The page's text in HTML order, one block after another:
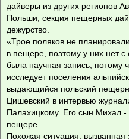
дайверы из других регионов
Польши, секция пещерных
дежурство.
«Трое поляков не
в пещере, поэтому у них нет
была научная запись, потому
исследует поселения
выдающийся польский
Цишевский в интервью
Палахицкому. Его сын Михал
пещере.
Похожая ситуация,